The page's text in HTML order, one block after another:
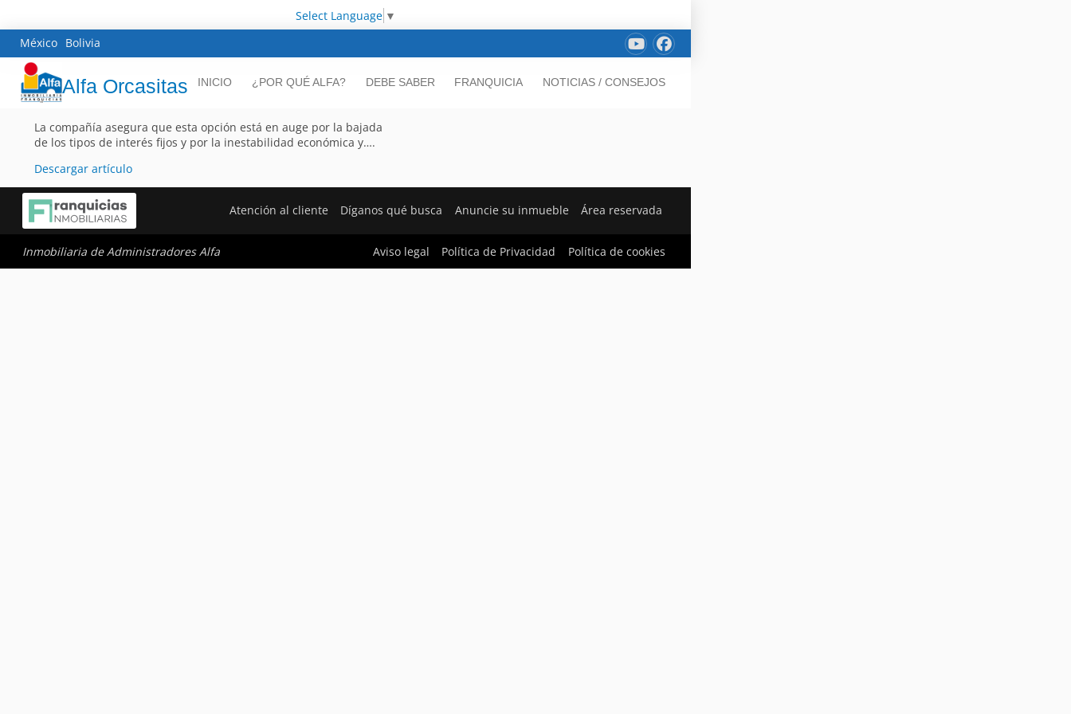
Select Language ▼
México Bolivia
Alfa Orcasitas INICIO ¿POR QUÉ ALFA? DEBE SABER FRANQUICIA NOTICIAS / CONSEJOS
La compañía asegura que esta opción está en auge por la bajada
de los tipos de interés fijos y por la inestabilidad económica y….
Descargar artículo
Atención al cliente Díganos qué busca Anuncie su inmueble Área reservada
Inmobiliaria de Administradores Alfa Aviso legal Política de Privacidad Política de cookies